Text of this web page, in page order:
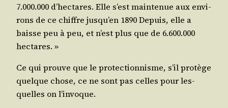
7.000.000 d’hectares. Elle s’est main­te­nue aux envi­
rons de ce chiffre jusqu’en 1890 Depuis, elle a
baisse peu à peu, et n’est plus que de 6.600.000
hectares. »
Ce qui prouve que le pro­tec­tion­nisme, s’il pro­tège
quelque chose, ce ne sont pas celles pour les­
quelles on l’invoque.